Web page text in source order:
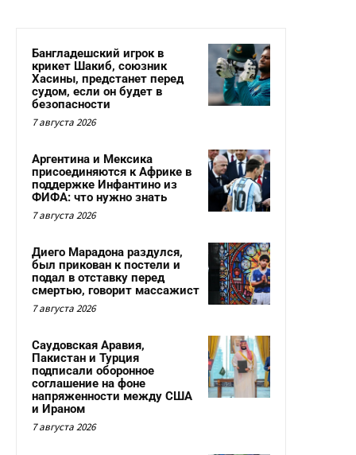
Бангладешский игрок в
крикет Шакиб, союзник
Хасины, предстанет перед
судом, если он будет в
безопасности
7 августа 2026
Аргентина и Мексика
присоединяются к Африке в
поддержке Инфантино из
ФИФА: что нужно знать
7 августа 2026
Диего Марадона раздулся,
был прикован к постели и
подал в отставку перед
смертью, говорит массажист
7 августа 2026
Саудовская Аравия,
Пакистан и Турция
подписали оборонное
соглашение на фоне
напряженности между США
и Ираном
7 августа 2026